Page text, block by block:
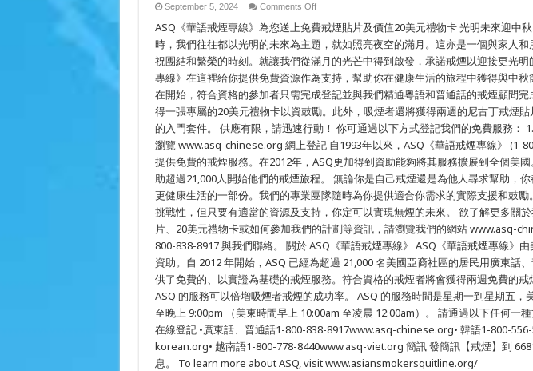
September 5, 2024 Comments Offon
了
光
明
的
未
來，
開
始
戒
烟
吧
ASQ《華語戒煙專線》為您送上免費戒煙貼片及價值20美元禮物卡 光明未來迎中
時，我們往往都以光明的未來為主題，就如照亮夜空的滿月。這亦是一個與家人
祝團結和繁榮的時刻。就讓我們從滿月的光芒中得到啟發，承諾戒煙以迎接更光明
專線》在這裡給你提供免費資源作為支持，幫助你在健康生活的旅程中獲得與中
在開始，符合資格的參加者只需完成登記並與我們精通粵語和普通話的戒煙顧問
得一張專屬的20美元禮物卡以資鼓勵。此外，吸煙者還將獲得兩週的尼古丁戒煙
的入門套件。 供應有限，請迅速行動！ 你可通過以下方式登記我們的免費服務：
瀏覽 www.asq-chinese.org 網上登記 自1993年以來，ASQ《華語戒煙專線》 (1-
提供免費的戒煙服務。在2012年，ASQ更加得到資助能夠將其服務擴展到全個美
助超過21,000人開始他們的戒煙旅程。 無論你是自己戒煙還是為他人尋求幫助，
更健康生活的一部份。我們的專業團隊隨時為你提供適合你需求的實際支援和鼓
挑戰性，但只要有適當的資源及支持，你定可以實現無煙的未來。 欲了解更多關
片、20美元禮物卡或如何參加我們的計劃等資訊，請瀏覽我們的網站 www.asq-
800-838-8917 與我們聯絡。 關於 ASQ《華語戒煙專線》 ASQ《華語戒煙專線》
資助。自 2012 年開始，ASQ 已經為超過 21,000 名美國亞裔社區的居民用廣東話
供了免費的、以實證為基礎的戒煙服務。符合資格的戒煙者將會獲得兩週免費的
ASQ 的服務可以倍增吸煙者戒煙的成功率。 ASQ 的服務時間是星期一到星期五，
至晚上 9:00pm （美東時間早上 10:00am 至凌晨 12:00am）。 請通過以下任何一
在線登記 •廣東話、普通話1-800-838-8917www.asq-chinese.org• 韓語1-800-
korean.org• 越南語1-800-778-8440www.asq-viet.org 簡訊 發簡訊【戒煙】到
息。 To learn more about ASQ, visit www.asiansmokersquitline.org/